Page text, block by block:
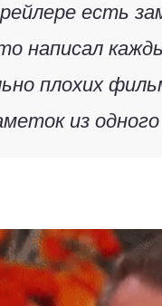
есть
написал
плохих
из